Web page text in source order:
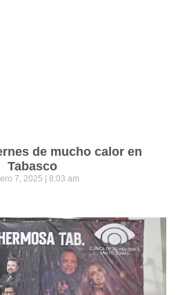
de mucho calor en
Tabasco
7, 2025 8:03 am